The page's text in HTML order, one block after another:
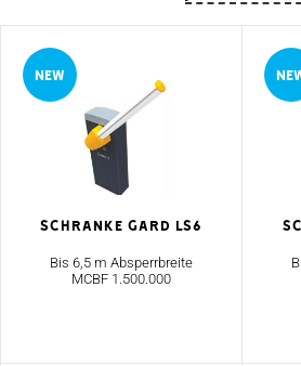
Schranke GARD LS6
Bis 6,5 m Absperrbreite
MCBF 1.500.000